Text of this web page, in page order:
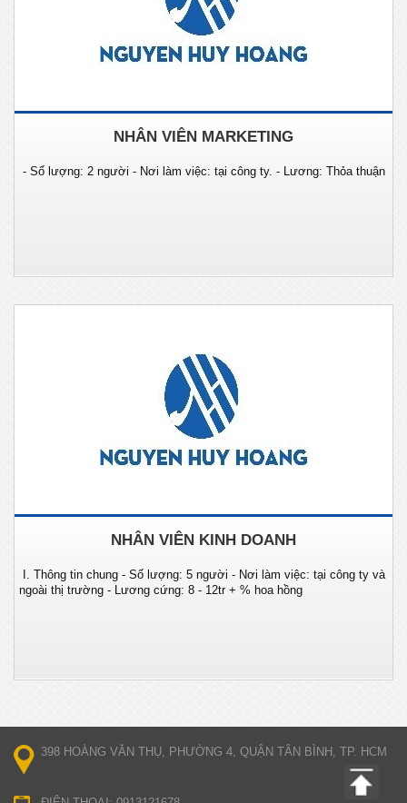
NHÂN VIÊN MARKETING
- Số lượng: 2 người - Nơi làm việc: tại công ty. - Lương: Thỏa thuận
NHÂN VIÊN KINH DOANH
I. Thông tin chung - Số lượng: 5 người - Nơi làm việc: tại công ty và
ngoài thị trường - Lương cứng: 8 - 12tr + % hoa hồng
398 HOÀNG VĂN THỤ, PHƯỜNG 4, QUẬN TÂN BÌNH, TP. HCM